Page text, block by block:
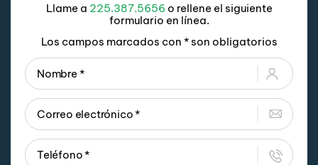
Llame a 225.387.5656 o rellene el siguiente
formulario en línea.
Los campos marcados con * son obligatorios